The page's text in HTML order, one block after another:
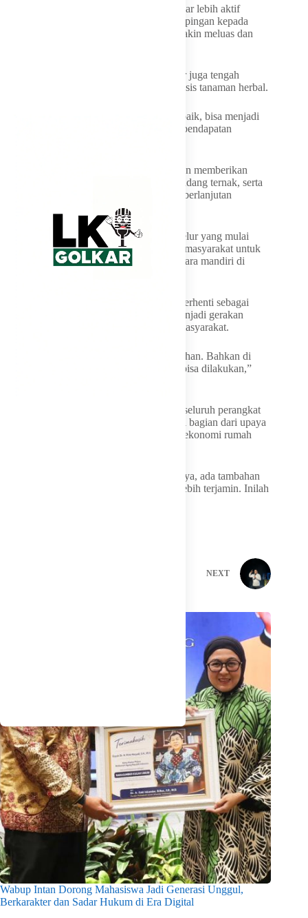
Ia pun mendorong para camat dan lurah agar lebih aktif
membuka akses serta memberikan pendampingan kepada
warga supaya program urban farming semakin meluas dan
Selain pertanian pangan, Pemkot Makassar juga tengah
mendorong pengembangan kawasan berbasis tanaman herbal.
“Ini potensi besar. Kalau dikelola dengan baik, bisa menjadi
identitas wilayah sekaligus meningkatkan pendapatan
Pemkot Makassar, lanjut Munafri, juga akan memberikan
dukungan berupa bantuan bibit, sarana kandang ternak, serta
pendampingan teknis guna memastikan keberlanjutan
Appi turut menyinggung kenaikan harga telur yang mulai
terjadi. Karena itu, ia menilai penting bagi masyarakat untuk
mulai memproduksi kebutuhan pangan secara mandiri di
Ia berharap program urban farming tidak berhenti sebagai
kegiatan seremonial, tetapi benar-benar menjadi gerakan
kolektif yang melibatkan seluruh lapisan masyarakat.
“Ini harus menyebar luas ke seluruh kelurahan. Bahkan di
wilayah yang lahannya terbatas pun tetap bisa dilakukan,”
Di akhir sambutannya, Munafri mengajak seluruh perangkat
wilayah menjadikan urban farming sebagai bagian dari upaya
pemberdayaan masyarakat dan penguatan ekonomi rumah
“Kalau ini berjalan baik, masyarakat berdaya, ada tambahan
penghasilan, dan kebutuhan pangan juga lebih terjamin. Inilah
NEXT
Wabup Intan Dorong Mahasiswa Jadi Generasi Unggul,
Berkarakter dan Sadar Hukum di Era Digital